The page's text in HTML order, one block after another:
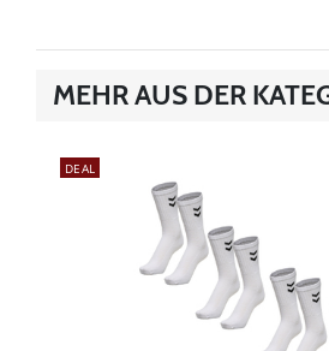
MEHR AUS DER
DEAL